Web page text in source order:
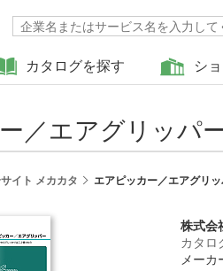
カタログを探す シ
／エアグリッパ
イト メカカタ エアピッカー／エアグリ
株式会
カタロ
メー